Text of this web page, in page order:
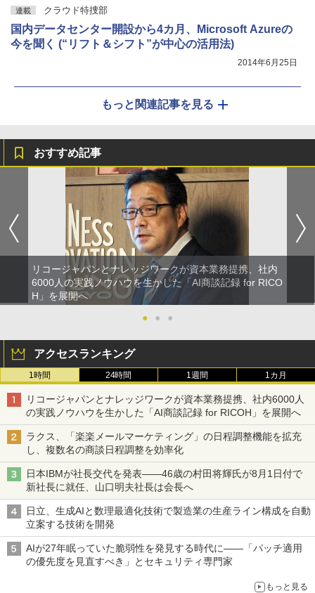
連載 クラウド特捜部
国内データセンター開設から4カ月、Microsoft Azureの
今を聞く (“リフト＆シフト”が中心の活用法)
2014年6月25日
もっと関連記事を見る
おすすめ記事
リコージャパンとナレッジワークが資本業務提携、社内
6000人の実践ノウハウを生かした「AI商談記録 for RICO
H」を展開へ
●
● ●
アクセスランキング
1時間 24時間 1週間 1カ月
リコージャパンとナレッジワークが資本業務提携、社内6000人
の実践ノウハウを生かした「AI商談記録 for RICOH」を展開へ
ラクス、「楽楽メールマーケティング」の日程調整機能を拡充
し、複数名の商談日程調整を効率化
日本IBMが社長交代を発表――46歳の村田将輝氏が8月1日付で
新社長に就任、山口明夫社長は会長へ
日立、生成AIと数理最適化技術で製造業の生産ライン構成を自動
立案する技術を開発
AIが27年眠っていた脆弱性を発見する時代に――「パッチ適用
の優先度を見直すべき」とセキュリティ専門家
もっと見る